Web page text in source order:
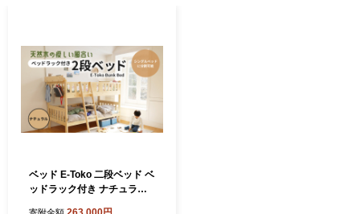
ベッド E-Toko 二段ベッド ベ
ッドラック付き ナチュラル
寄附金額